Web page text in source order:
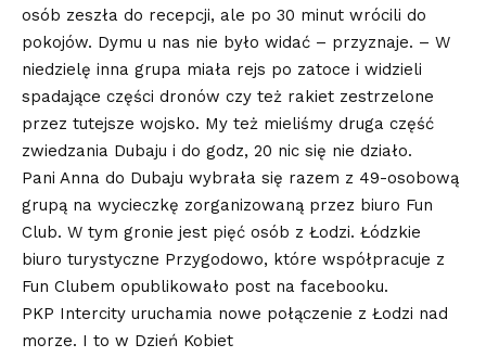
osób zeszła do recepcji, ale po 30 minut wrócili do
pokojów. Dymu u nas nie było widać – przyznaje. – W
niedzielę inna grupa miała rejs po zatoce i widzieli
spadające części dronów czy też rakiet zestrzelone
przez tutejsze wojsko. My też mieliśmy druga część
zwiedzania Dubaju i do godz, 20 nic się nie działo.
Pani Anna do Dubaju wybrała się razem z 49-osobową
grupą na wycieczkę zorganizowaną przez biuro Fun
Club. W tym gronie jest pięć osób z Łodzi. Łódzkie
biuro turystyczne Przygodowo, które współpracuje z
Fun Clubem opublikowało post na facebooku.
PKP Intercity uruchamia nowe połączenie z Łodzi nad
morze. I to w Dzień Kobiet